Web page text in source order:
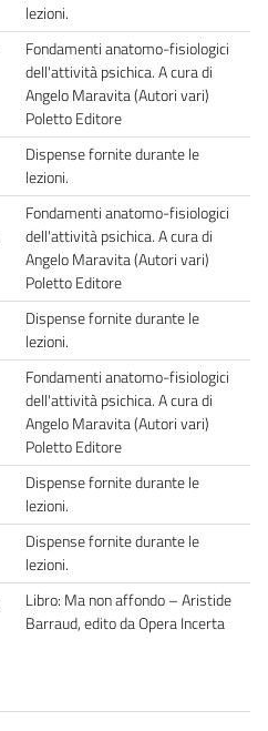
lezioni.
Fondamenti anatomo-fisiologici
dell'attività psichica. A cura di
Angelo Maravita (Autori vari)
Poletto Editore
Dispense fornite durante le
lezioni.
Fondamenti anatomo-fisiologici
dell'attività psichica. A cura di
Angelo Maravita (Autori vari)
Poletto Editore
Dispense fornite durante le
lezioni.
Fondamenti anatomo-fisiologici
dell'attività psichica. A cura di
Angelo Maravita (Autori vari)
Poletto Editore
Dispense fornite durante le
lezioni.
Dispense fornite durante le
lezioni.
Libro: Ma non affondo – Aristide
Barraud, edito da Opera Incerta